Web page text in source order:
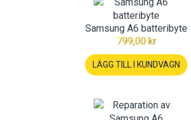
Samsung A6 batteribyte
799,00 kr
LÄGG TILL I KUNDVAGN